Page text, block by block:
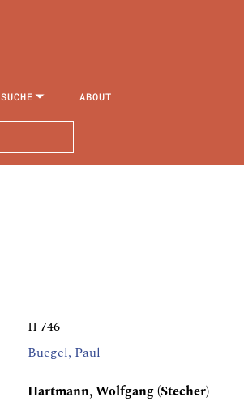
SUCHE
ABOUT
II 746
Buegel, Paul
Hartmann, Wolfgang (Stecher)